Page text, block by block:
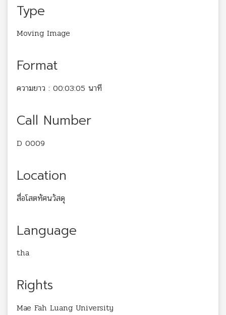
Type
Moving Image
Format
ความยาว : 00:03:05 นาที
Call Number
D 0009
Location
สื่อโสตทัศนวัสดุ
Language
tha
Rights
Mae Fah Luang University